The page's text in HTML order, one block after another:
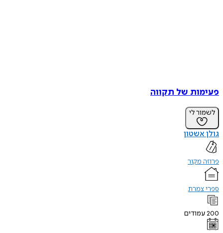
פעימות של תקווה
לשמור לי
גולן אשטון
פרוזה מקור
ספרי צמרת
200עמודים